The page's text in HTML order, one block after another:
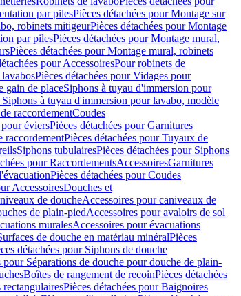
par pilesPièces détachées pour Montage sur
robinets mitigeurPièces détachées pour Montage
par pilesPièces détachées pour Montage mural,
Pièces détachées pour Montage mural, robinets
pour AccessoiresPour robinets de
Pièces détachées pour Vidages pour
gain de placeSiphons à tuyau d'immersion pour
Siphons à tuyau d'immersion pour lavabo, modèle
raccordementCoudes
éviersPièces détachées pour Garnitures
raccordementPièces détachées pour Tuyaux de
Siphons tubulairesPièces détachées pour Siphons
pour RaccordementsAccessoiresGarnitures
Pièces détachées pour Coudes
AccessoiresDouches et
de doucheAccessoires pour caniveaux de
de plain-piedAccessoires pour avaloirs de sol
muralesAccessoires pour évacuations
de douche en matériau minéralPièces
détachées pour Siphons de douche
pour Séparations de douche pour douche de plain-
Boîtes de rangement de recoinPièces détachées
Pièces détachées pour Baignoires